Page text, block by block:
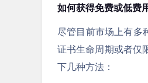
如何获得免费或低费
尽管目前市场上有多
证书生命周期或者仅
下几种方法：